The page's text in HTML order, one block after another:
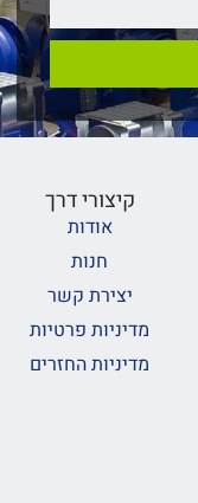
קיצורי דרך
אודות
חנות
יצירת קשר
מדיניות פרטיות
מדיניות החזרים